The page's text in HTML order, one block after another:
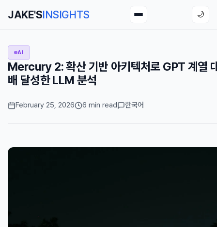
JAKE'SINSIGHTS 🌙
AI
Mercury 2: 확산 기반 아키텍처로 GPT 계열
배 달성한 LLM 분석
February 25, 2026 6 min read 한국어